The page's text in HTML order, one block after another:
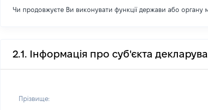
Чи продовжуєте Ви виконувати функції держави або органу
2.1. Інформація про суб'єкта
Прізвище: